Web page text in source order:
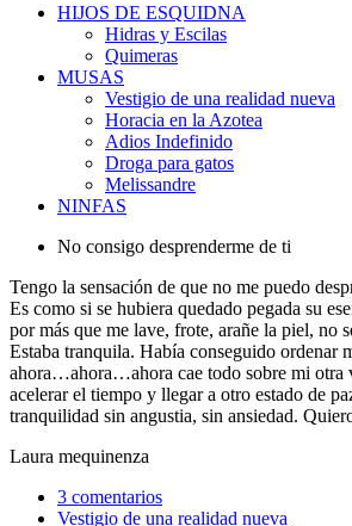
HIJOS DE ESQUIDNA
Hidras y Escilas
Quimeras
MUSAS
Vestigio de una realidad nueva
Horacia en la Azotea
Adios Indefinido
Droga para gatos
Melissandre
NINFAS
No consigo desprenderme de ti
Tengo la sensación de que no me puedo
Es como si se hubiera quedado pegada su
por más que me lave, frote, arañe la piel, no
Estaba tranquila. Había conseguido ordenar
ahora…ahora…ahora cae todo sobre mi otra
acelerar el tiempo y llegar a otro estado de
tranquilidad sin angustia, sin ansiedad.
Laura mequinenza
3 comentarios
Vestigio de una realidad nueva